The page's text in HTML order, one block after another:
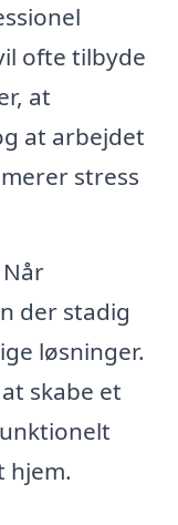
ofte tilbyde
at
at arbejdet
stress
Når
der stadig
løsninger.
skabe et
hjem.